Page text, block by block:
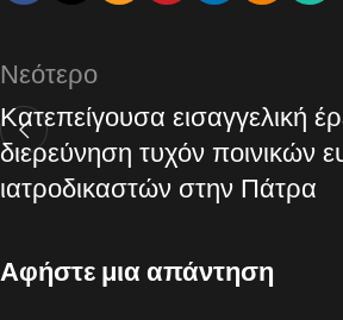
Νεότερο
Κατεπείγουσα εισαγγελική
διερεύνηση τυχόν ποινικών
ιατροδικαστών στην Πάτρα
Αφήστε μια απάντηση